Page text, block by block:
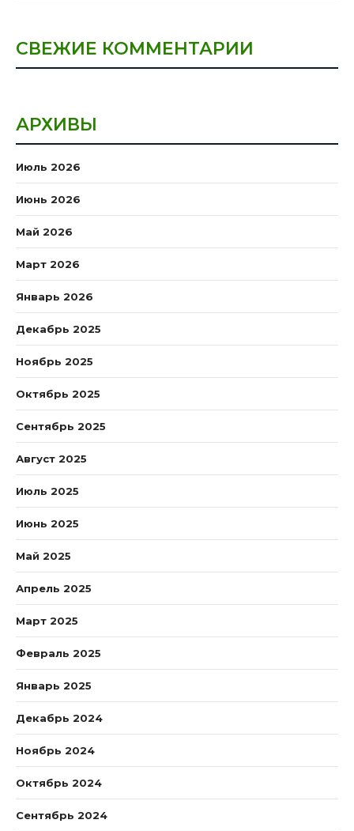
СВЕЖИЕ КОММЕНТАРИИ
АРХИВЫ
Июль 2026
Июнь 2026
Май 2026
Март 2026
Январь 2026
Декабрь 2025
Ноябрь 2025
Октябрь 2025
Сентябрь 2025
Август 2025
Июль 2025
Июнь 2025
Май 2025
Апрель 2025
Март 2025
Февраль 2025
Январь 2025
Декабрь 2024
Ноябрь 2024
Октябрь 2024
Сентябрь 2024